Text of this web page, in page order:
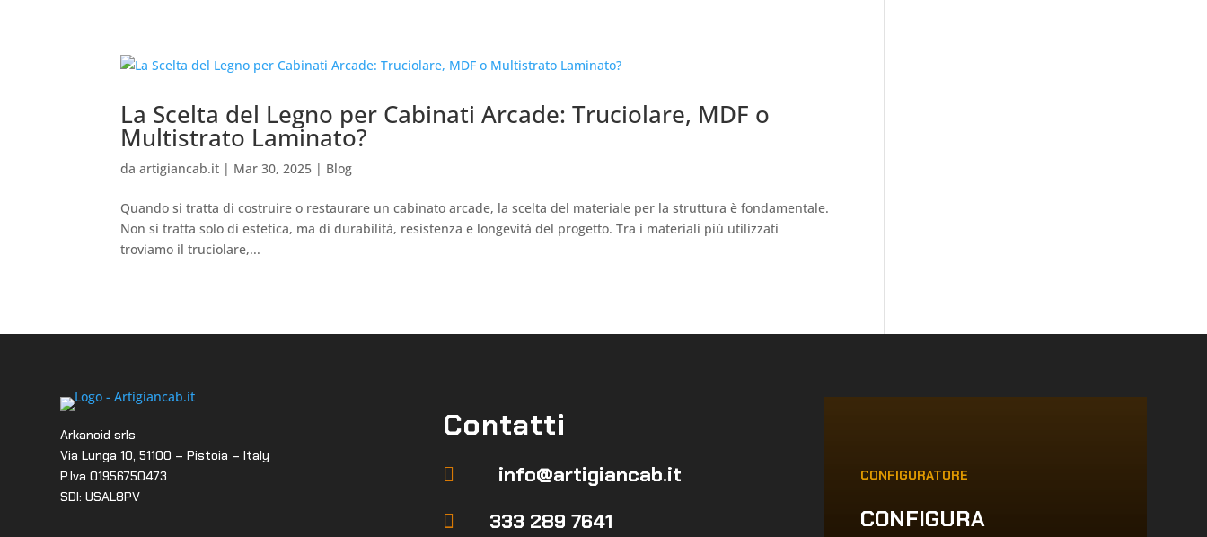
La Scelta del Legno per Cabinati Arcade: Truciolare, MDF o
Multistrato Laminato?
daartigiancab.it | Mar 30, 2025 | Blog
Quando si tratta di costruire o restaurare un cabinato arcade, la scelta del materiale per la struttura è fondamentale.
Non si tratta solo di estetica, ma di durabilità, resistenza e longevità del progetto. Tra i materiali più utilizzati
troviamo il truciolare,...
Arkanoid srls
Via Lunga 10, 51100 – Pistoia – Italy
P.Iva 01956750473
SDI: USAL8PV
Contatti
 info@artigiancab.it
 333 289 7641
CONFIGURATORE
CONFIGURA